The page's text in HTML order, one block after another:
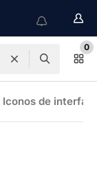
0
Iconos de interfaz